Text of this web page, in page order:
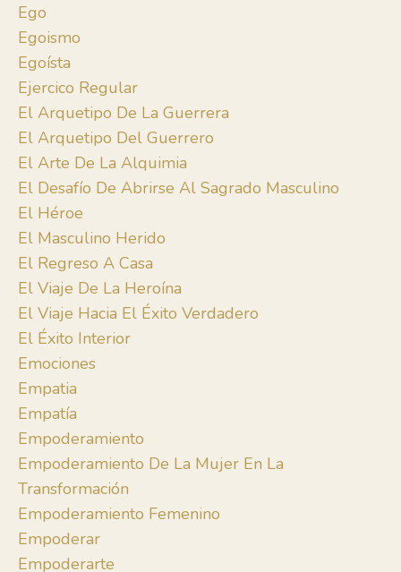
Ego
Egoismo
Egoísta
Ejercico Regular
El Arquetipo De La Guerrera
El Arquetipo Del Guerrero
El Arte De La Alquimia
El Desafío De Abrirse Al Sagrado Masculino
El Héroe
El Masculino Herido
El Regreso A Casa
El Viaje De La Heroína
El Viaje Hacia El Éxito Verdadero
El Éxito Interior
Emociones
Empatia
Empatía
Empoderamiento
Empoderamiento De La Mujer En La
Transformación
Empoderamiento Femenino
Empoderar
Empoderarte